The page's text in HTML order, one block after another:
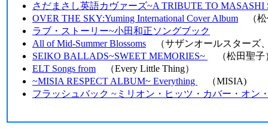
さだまさし英語カヴァーズ~A TRIBUTE TO MASASHI
OVER THE SKY:Yuming International Cover Album （松
ラブ・ストーリー~小田和正ソングブック
All of Mid-Summer Blossoms （サザンオールスターズ
SEIKO BALLADS~SWEET MEMORIES~
（松田聖子
ELT Songs from （Every Little Thing）
~MISIA RESPECT ALBUM~ Everything
（MISIA)
フラッシュバック ~ミリオン・ヒッツ・カバー・オン